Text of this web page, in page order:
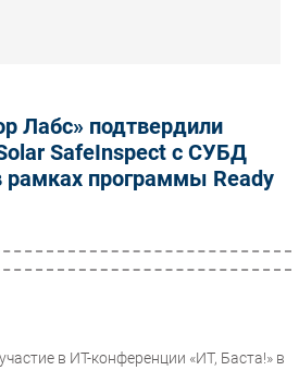
Лабс» подтвердили
SafeInspect с СУБД
рамках программы Ready
в ИТ-конференции «ИТ, Баста!» в